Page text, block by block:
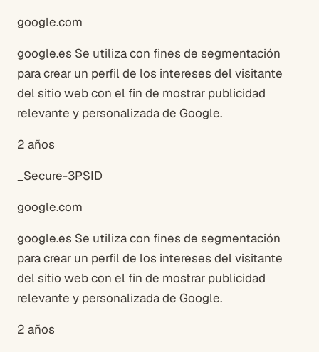
google.com
google.es Se utiliza con fines de segmentación
para crear un perfil de los intereses del visitante
del sitio web con el fin de mostrar publicidad
relevante y personalizada de Google.
2 años
_Secure-3PSID
google.com
google.es Se utiliza con fines de segmentación
para crear un perfil de los intereses del visitante
del sitio web con el fin de mostrar publicidad
relevante y personalizada de Google.
2 años